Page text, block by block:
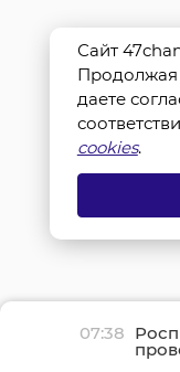
07:38
Сайт
Продолжая
даете
cookies.